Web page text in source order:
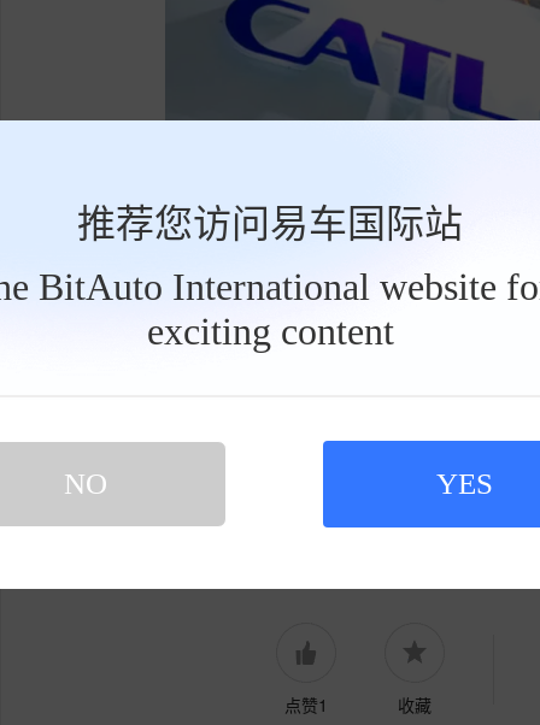
推荐您访问易车国际站
BitAuto International website
exciting content
NO YES
应链布局以及产品组合，包括磷酸铁锂、下一
宁德时代
点赞1 收藏